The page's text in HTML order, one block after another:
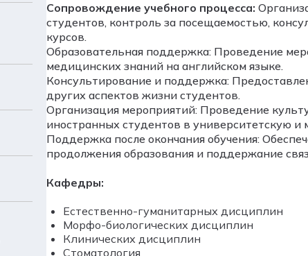
Сопровождение учебного процесса:
студентов, контроль за посещаемостью,
курсов.
Образовательная поддержка: Проведение
медицинских знаний на английском языке.
Консультирование и поддержка:
других аспектов жизни студентов.
Организация мероприятий: Проведение
иностранных студентов в университетскую
Поддержка после окончания обучения:
продолжения образования и поддержание
Кафедры:
Естественно-гуманитарных дисциплин
Морфо-биологических дисциплин
Клинических дисциплин
Стоматология